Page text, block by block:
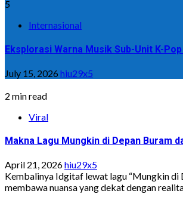
5
Internasional
Eksplorasi Warna Musik Sub-Unit K-
July 15, 2026 hiu29x5
2 min read
Viral
Makna Lagu Mungkin di Depan Buram
April 21, 2026hiu29x5
Kembalinya Idgitaf lewat lagu “Mungkin di
membawa nuansa yang dekat dengan